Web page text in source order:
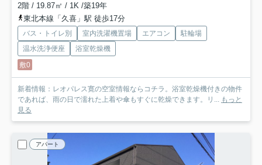
2階 / 19.87㎡ / 1K /築19年
東北本線「久喜」駅 徒歩17分
バス・トイレ別 室内洗濯機置場 エアコン
駐輪場
温水洗浄便座
浴室乾燥機
敷0
新着情報：レオパレス寛の空室情報ならコチラ。浴室乾燥機付きの物件
であれば、雨の日で濡れた上着や傘もすぐに乾燥できます。リ... もっと
見る
アパート